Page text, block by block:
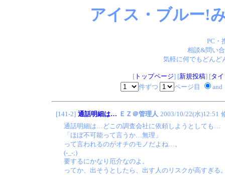
アイス・ブルー!
PC・
相談&問い
気軽に何でもどん
[トップページ] [新規投稿] [タ
件ずつ
ページ目 and
[141-2] 通話明細は… ＥＺ＠管理人 2003/10/22(水)12:51
通話明細は…どこの調査会社に依頼しようとしても…
「ほぼ不可能って言うか…無理」
って言われるのがオチのモノだよね…。
(-_-;)
要するにかなり厄介なのよ。
ってか、出そうとしたら、出す人のリスクが高すぎる